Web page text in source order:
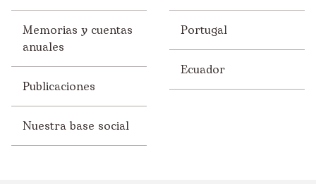
Memorias y cuentas
anuales
Publicaciones
Nuestra base social
Portugal
Ecuador